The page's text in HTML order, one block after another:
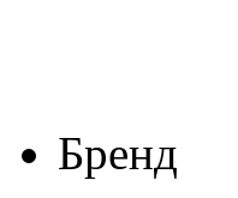
Бренд